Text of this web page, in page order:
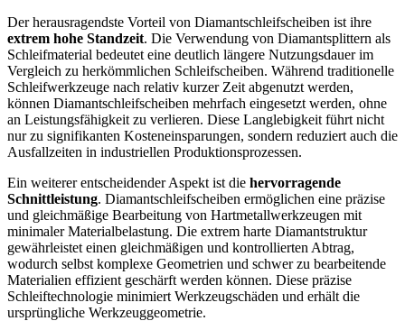
Der herausragendste Vorteil von Diamantschleifscheiben ist ihre
extrem hohe Standzeit. Die Verwendung von Diamantsplittern als
Schleifmaterial bedeutet eine deutlich längere Nutzungsdauer im
Vergleich zu herkömmlichen Schleifscheiben. Während traditionelle
Schleifwerkzeuge nach relativ kurzer Zeit abgenutzt werden,
können Diamantschleifscheiben mehrfach eingesetzt werden, ohne
an Leistungsfähigkeit zu verlieren. Diese Langlebigkeit führt nicht
nur zu signifikanten Kosteneinsparungen, sondern reduziert auch die
Ausfallzeiten in industriellen Produktionsprozessen.
Ein weiterer entscheidender Aspekt ist die hervorragende
Schnittleistung. Diamantschleifscheiben ermöglichen eine präzise
und gleichmäßige Bearbeitung von Hartmetallwerkzeugen mit
minimaler Materialbelastung. Die extrem harte Diamantstruktur
gewährleistet einen gleichmäßigen und kontrollierten Abtrag,
wodurch selbst komplexe Geometrien und schwer zu bearbeitende
Materialien effizient geschärft werden können. Diese präzise
Schleiftechnologie minimiert Werkzeugschäden und erhält die
ursprüngliche Werkzeuggeometrie.